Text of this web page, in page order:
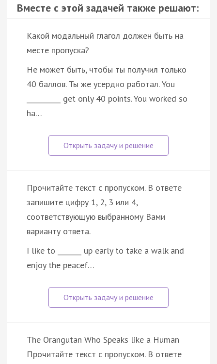
Вместе с этой задачей также решают:
Какой модальный глагол должен быть на
месте пропуска?
He может быть, чтобы ты получил только
40 баллов. Ты же усердно работал. You
__________ get only 40 points. You worked so
ha…
Прочитайте текст с пропуском. В ответе
запишите цифру 1, 2, 3 или 4,
соответствующую выбранному Вами
варианту ответа.
I like to _______ up early to take a walk and
enjoy the peacef…
The Orangutan Who Speaks like a Human
Прочитайте текст с пропуском. В ответе